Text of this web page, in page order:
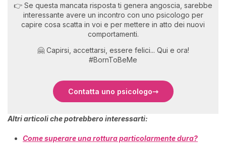
👉 Se questa mancata risposta ti genera angoscia, sarebbe
interessante avere un incontro con uno psicologo per
capire cosa scatta in voi e per mettere in atto dei nuovi
comportamenti.
🤗 Capirsi, accettarsi, essere felici... Qui e ora!
#BornToBeMe
Contatta uno psicologo
Altri articoli che potrebbero interessarti:
Come superare una rottura particolarmente dura?